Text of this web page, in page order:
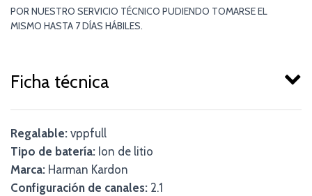
POR NUESTRO SERVICIO TÉCNICO PUDIENDO TOMARSE EL
MISMO HASTA 7 DÍAS HÁBILES.
Ficha técnica
Regalable: vppfull
Tipo de batería: Ion de litio
Marca: Harman Kardon
Configuración de canales: 2.1